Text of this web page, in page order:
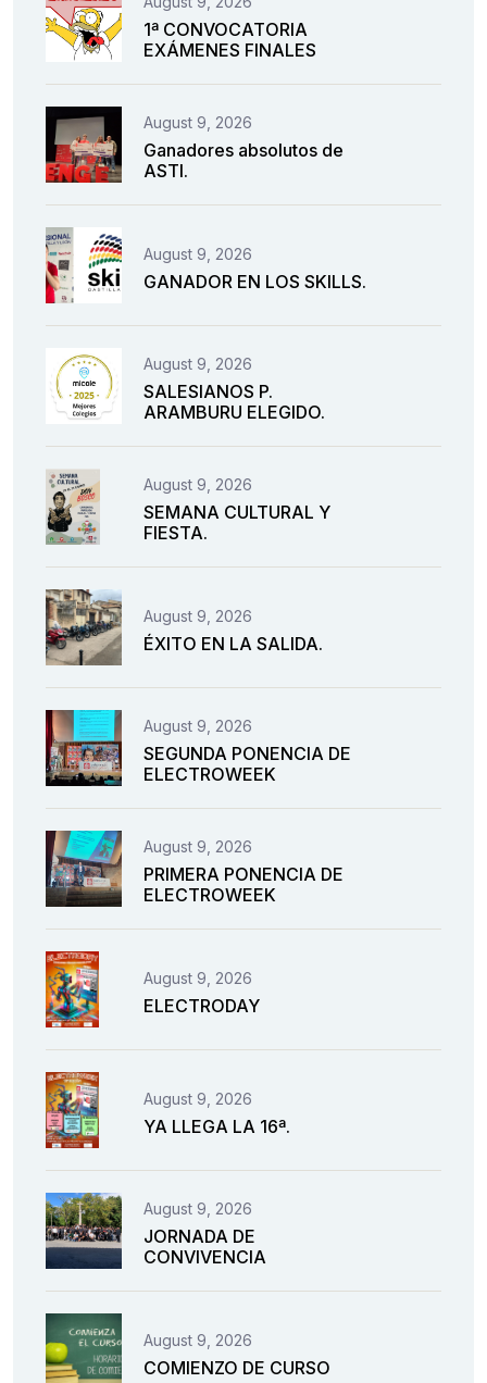
1ª CONVOCATORIA
EXÁMENES FINALES
August 9, 2026
Ganadores absolutos de
ASTI.
August 9, 2026
GANADOR EN LOS SKILLS.
August 9, 2026
SALESIANOS P.
ARAMBURU ELEGIDO.
August 9, 2026
SEMANA CULTURAL Y
FIESTA.
August 9, 2026
ÉXITO EN LA SALIDA.
August 9, 2026
SEGUNDA PONENCIA DE
ELECTROWEEK
August 9, 2026
PRIMERA PONENCIA DE
ELECTROWEEK
August 9, 2026
ELECTRODAY
August 9, 2026
YA LLEGA LA 16ª.
August 9, 2026
JORNADA DE
CONVIVENCIA
August 9, 2026
COMIENZO DE CURSO